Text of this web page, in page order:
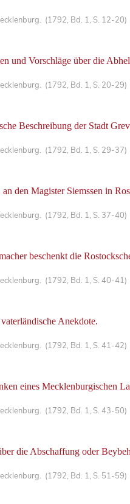
(1792, Bd. 1, S. 12-20)
und Vorschläge über die
(1792, Bd. 1, S. 20-29)
Beschreibung der Stadt
(1792, Bd. 1, S. 29-37)
an den Magister Siemssen in
(1792, Bd. 1, S. 37-40)
beschenkt die
(1792, Bd. 1, S. 40-41)
Anekdote.
(1792, Bd. 1, S. 41-42)
eines Mecklenburgischen
(1792, Bd. 1, S. 43-50)
die Abschaffung oder
(1792, Bd. 1, S. 51-59)